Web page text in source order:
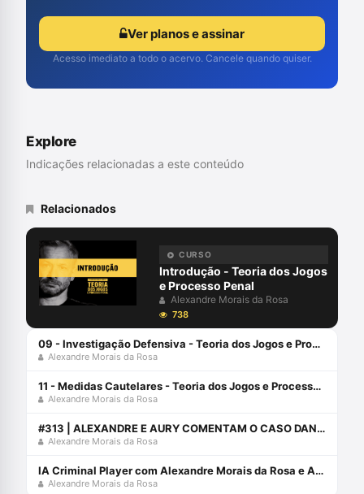
Ver planos e assinar
Acesso imediato a todo o acervo. Cancele quando quiser.
Explore
Indicações relacionadas a este conteúdo
Relacionados
CURSO
Introdução - Teoria dos Jogos
e Processo Penal
Alexandre Morais da Rosa
738
09 - Investigação Defensiva - Teoria dos Jogos e Processo Penal
Alexandre Morais da Rosa
11 - Medidas Cautelares - Teoria dos Jogos e Processo Penal
Alexandre Morais da Rosa
#313 | ALEXANDRE E AURY COMENTAM O CASO DANIEL ALVES
Alexandre Morais da Rosa
IA Criminal Player com Alexandre Morais da Rosa e André Necchio
Alexandre Morais da Rosa